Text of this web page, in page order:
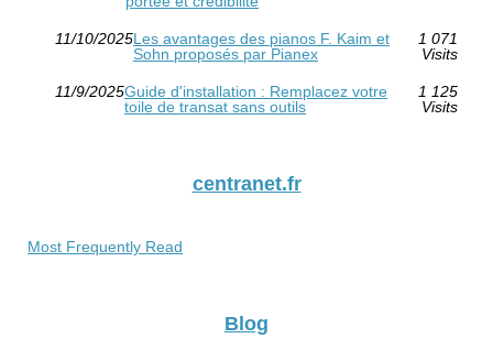
11/10/2025Les avantages des pianos F. Kaim et
Sohn proposés par Pianex
1 071
Visits
11/9/2025Guide d'installation : Remplacez votre
toile de transat sans outils
1 125
Visits
centranet.fr
Most Frequently Read
Blog